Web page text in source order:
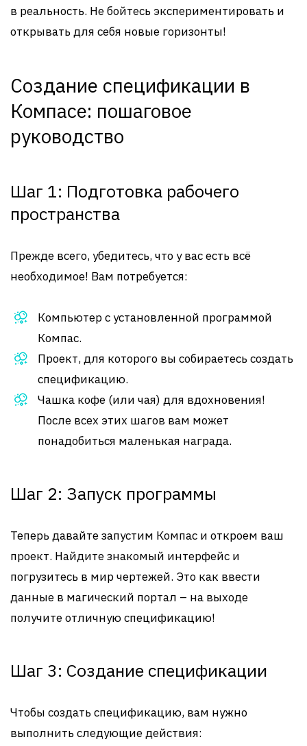
в реальность. Не бойтесь экспериментировать и
открывать для себя новые горизонты!
Создание спецификации в
Компасе: пошаговое
руководство
Шаг 1: Подготовка рабочего
пространства
Прежде всего, убедитесь, что у вас есть всё
необходимое! Вам потребуется:
Компьютер с установленной программой
Компас.
Проект, для которого вы собираетесь создать
спецификацию.
Чашка кофе (или чая) для вдохновения!
После всех этих шагов вам может
понадобиться маленькая награда.
Шаг 2: Запуск программы
Теперь давайте запустим Компас и откроем ваш
проект. Найдите знакомый интерфейс и
погрузитесь в мир чертежей. Это как ввести
данные в магический портал – на выходе
получите отличную спецификацию!
Шаг 3: Создание спецификации
Чтобы создать спецификацию, вам нужно
выполнить следующие действия: